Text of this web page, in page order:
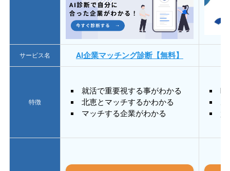
サービス名 AI企業マッチング診断【無料】
特徴
就活で重要視する事がわかる
北恵とマッチするかわかる
マッチする企業がわかる
質